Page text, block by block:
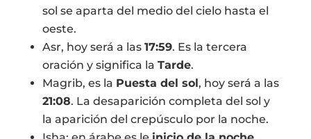
sol se aparta del medio del cielo hasta el
oeste.
Asr, hoy será a las 17:59. Es la tercera
oración y significa la Tarde.
Magrib, es la Puesta del sol, hoy será a las
21:08. La desaparición completa del sol y
la aparición del crepúsculo por la noche.